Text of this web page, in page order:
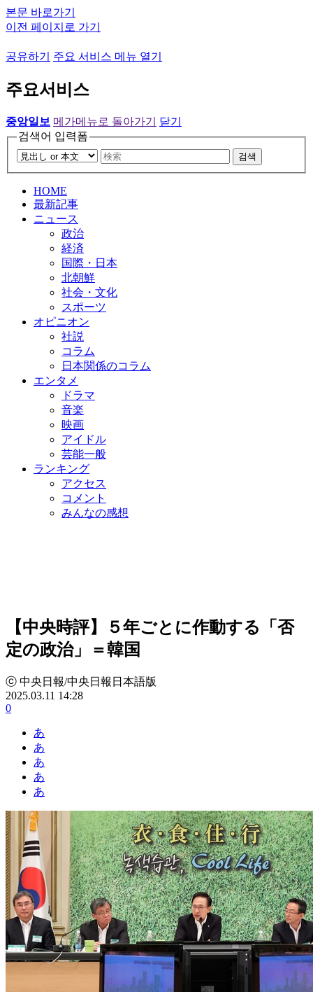
본문 바로가기
이전 페이지로 가기
공유하기 주요 서비스 메뉴 열기
주요서비스
중앙일보 메가메뉴로 돌아가기
닫기
검색어 입력폼
검색
HOME
最新記事
ニュース
政治
経済
国際・日本
北朝鮮
社会・文化
スポーツ
オピニオン
社説
コラム
日本関係のコラム
エンタメ
ドラマ
音楽
映画
アイドル
芸能一般
ランキング
アクセス
コメント
みんなの感想
【中央時評】５年ごとに作動する「否
定の政治」＝韓国
ⓒ 中央日報/中央日報日本語版
2025.03.11 14:28
0
あ
あ
あ
あ
あ